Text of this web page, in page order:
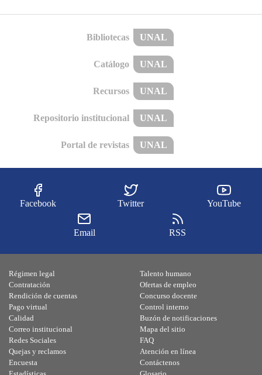
Bibliotecas UNAL
Catálogo UNAL
Recursos UNAL
Repositorio institucional UNAL
Portal de revistas UNAL
Facebook Twitter YouTube
Email RSS
Régimen legal
Contratación
Rendición de cuentas
Pago virtual
Calidad
Talento humano
Ofertas de empleo
Concurso docente
Control interno
Buzón de notificaciones
Correo institucional
Redes Sociales
Quejas y reclamos
Encuesta
Mapa del sitio
FAQ
Atención en línea
Contáctenos